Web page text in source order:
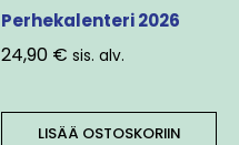
Perhekalenteri 2026
24,90 € sis. alv.
LISÄÄ OSTOSKORIIN